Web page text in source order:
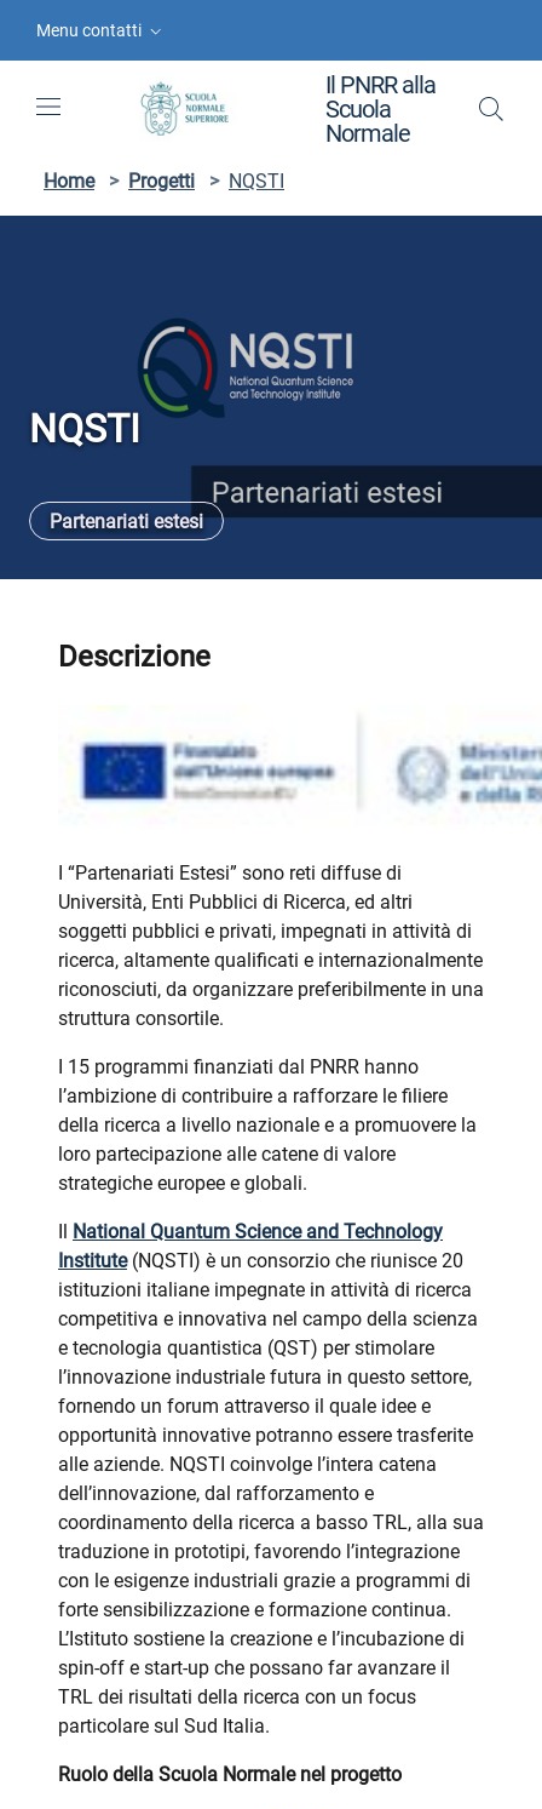
Menu contatti
Il PNRR alla
Scuola
Normale
Home > Progetti > NQSTI
NQSTI
Partenariati estesi
Descrizione
I “Partenariati Estesi” sono reti diffuse di
Università, Enti Pubblici di Ricerca, ed altri
soggetti pubblici e privati, impegnati in attività di
ricerca, altamente qualificati e internazionalmente
riconosciuti, da organizzare preferibilmente in una
struttura consortile.
I 15 programmi finanziati dal PNRR hanno
l’ambizione di contribuire a rafforzare le filiere
della ricerca a livello nazionale e a promuovere la
loro partecipazione alle catene di valore
strategiche europee e globali.
Il National Quantum Science and Technology
Institute (NQSTI) è un consorzio che riunisce 20
istituzioni italiane impegnate in attività di ricerca
competitiva e innovativa nel campo della scienza
e tecnologia quantistica (QST) per stimolare
l’innovazione industriale futura in questo settore,
fornendo un forum attraverso il quale idee e
opportunità innovative potranno essere trasferite
alle aziende. NQSTI coinvolge l’intera catena
dell’innovazione, dal rafforzamento e
coordinamento della ricerca a basso TRL, alla sua
traduzione in prototipi, favorendo l’integrazione
con le esigenze industriali grazie a programmi di
forte sensibilizzazione e formazione continua.
L’Istituto sostiene la creazione e l’incubazione di
spin-off e start-up che possano far avanzare il
TRL dei risultati della ricerca con un focus
particolare sul Sud Italia.
Ruolo della Scuola Normale nel progetto